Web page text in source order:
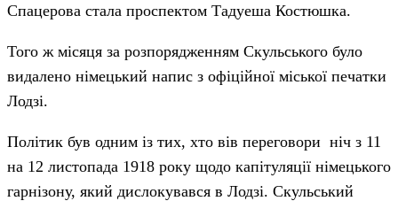
Спацерова стала проспектом Тадуеша Костюшка.
Того ж місяця за розпорядженням Скульського було
видалено німецький напис з офіційної міської печатки
Лодзі.
Політик був одним із тих, хто вів переговори ніч з 11
на 12 листопада 1918 року щодо капітуляції німецького
гарнізону, який дислокувався в Лодзі. Скульський